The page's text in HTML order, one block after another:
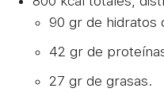
90 gr de hidratos
42 gr de
27 gr de grasas.